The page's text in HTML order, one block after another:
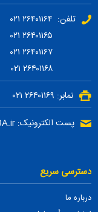
تلفن: ۲۶۴۰۱۱۶۴ ۰۲۱
۲۶۴۰۱۱۶۷ ۰۲۱
۲۶۴۰۱۱۶۸ ۰۲۱
نمابر: ۲۶۴۰۱۱۶۹ ۰۲۱
پست الکترونیک: info @ IPBA.ir
دسترسی سریع
درباره ما